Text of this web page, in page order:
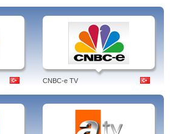
CNBC-e TV